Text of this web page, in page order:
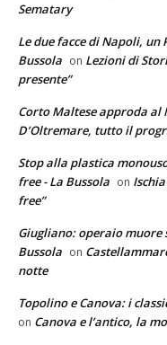
Sematary
Le due facce di Napoli,
Bussola on Lezioni di
presente”
Corto Maltese approda al
D’Oltremare, tutto il
Stop alla plastica
free - La Bussola on
free”
Giugliano: operaio muore
Bussola on
notte
Topolino e Canova: i
on Canova e l’antico, la